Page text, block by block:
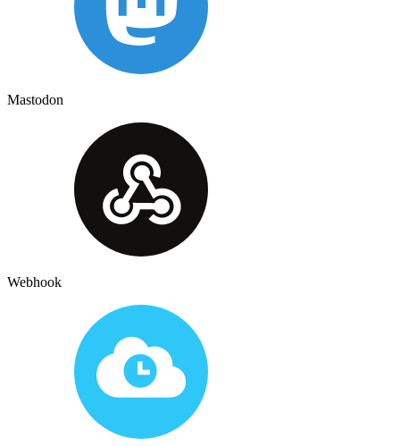
Mastodon
Webhook